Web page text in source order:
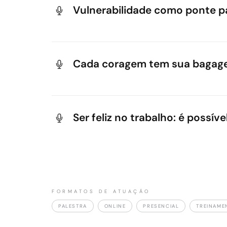
Vulnerabilidade como ponte
Cada coragem tem sua
Ser feliz no trabalho: é
FORMATOS DE ATUAÇÃO
PALESTRA ONLINE PRESENCIAL